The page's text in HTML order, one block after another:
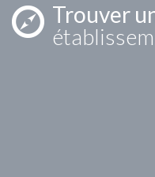
Trouver